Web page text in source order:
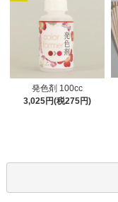
発色剤 100cc
3,025円(税275円)